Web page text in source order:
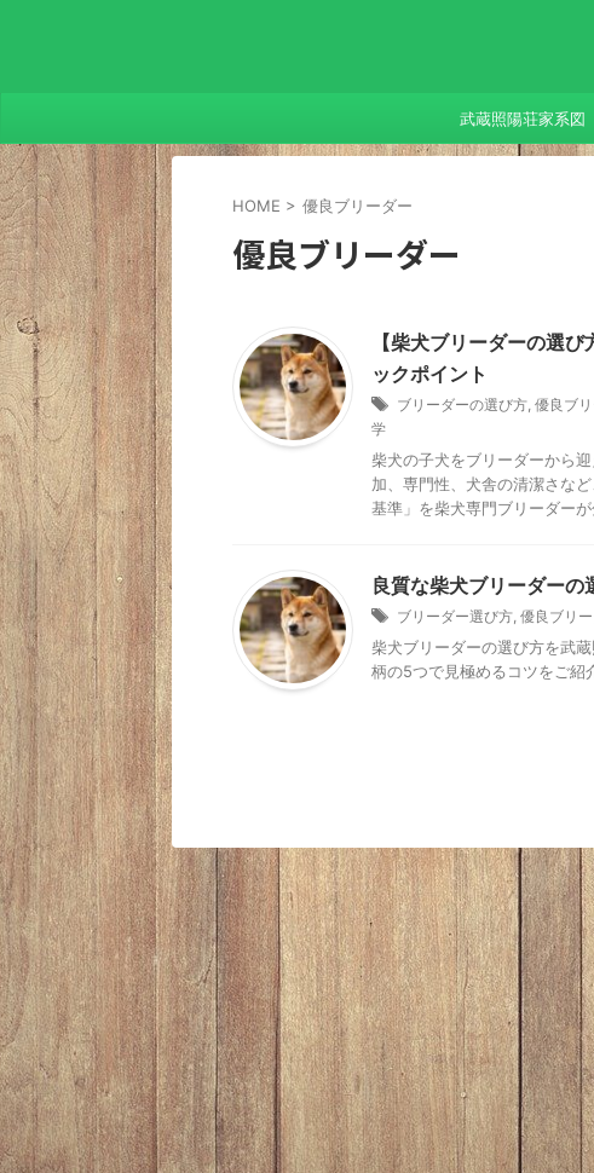
武蔵照陽荘家系図
HOME > 優良ブリーダー
優良ブリーダー
【柴犬ブリーダーの選
ックポイント
ブリーダーの選び方, 優良ブ
学
柴犬の子犬をブリーダーから
加、専門性、犬舎の清潔さな
基準」を柴犬専門ブリーダー
良質な柴犬ブリーダーの
ブリーダー選び方, 優良ブリ
柴犬ブリーダーの選び方を武
柄の5つで見極めるコツをご紹